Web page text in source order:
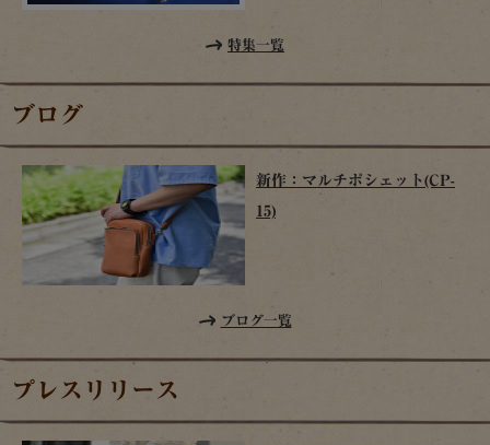
特集一覧
ブログ
新作：マルチポシェット(CP-
15)
ブログ一覧
プレスリリース